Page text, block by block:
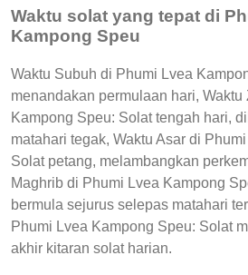
Waktu solat yang tepat di
Kampong Speu
Waktu Subuh di Phumi Lvea
menandakan permulaan hari,
Kampong Speu: Solat tengah hari,
matahari tegak, Waktu Asar di
Solat petang, melambangkan
Maghrib di Phumi Lvea Kampong
bermula sejurus selepas matahari
Phumi Lvea Kampong Speu: Solat
akhir kitaran solat harian.